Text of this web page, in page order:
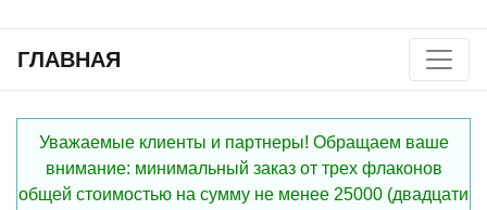
ГЛАВНАЯ
Уважаемые клиенты и партнеры! Обращаем ваше
внимание: минимальный заказ от трех флаконов
общей стоимостью на сумму не менее 25000 (двадцати